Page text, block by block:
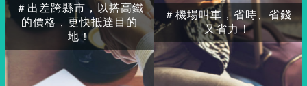
＃出差跨縣市，以搭高鐵
的價格，更快抵達目的
地！
＃機場叫車，省時、省錢
又省力！